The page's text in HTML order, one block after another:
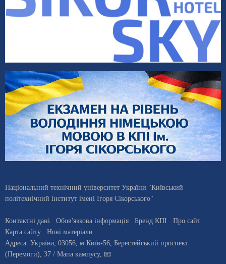
Національний технічний університет України "Київський
політехнічний інститут імені Ігоря Сікорського"
Контактні дані Обов'язкова інформація Бренд КПІ
Про сайт
Карта сайту
Нові матеріали
Адреса: Україна, 03056, м.Київ-56, Берестейський проспект
(Перемоги), 37 / Мапа кампусу, 📧